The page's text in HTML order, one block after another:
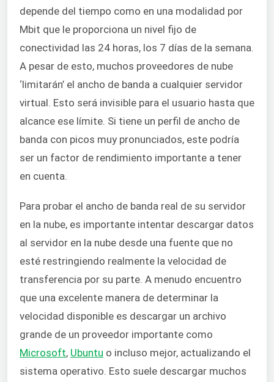
depende del tiempo como en una modalidad por
Mbit que le proporciona un nivel fijo de
conectividad las 24 horas, los 7 días de la semana.
A pesar de esto, muchos proveedores de nube
‘limitarán’ el ancho de banda a cualquier servidor
virtual. Esto será invisible para el usuario hasta que
alcance ese límite. Si tiene un perfil de ancho de
banda con picos muy pronunciados, este podría
ser un factor de rendimiento importante a tener
en cuenta.
Para probar el ancho de banda real de su servidor
en la nube, es importante intentar descargar datos
al servidor en la nube desde una fuente que no
esté restringiendo realmente la velocidad de
transferencia por su parte. A menudo encuentro
que una excelente manera de determinar la
velocidad disponible es descargar un archivo
grande de un proveedor importante como
Microsoft, Ubuntu o incluso mejor, actualizando el
sistema operativo. Esto suele descargar muchos